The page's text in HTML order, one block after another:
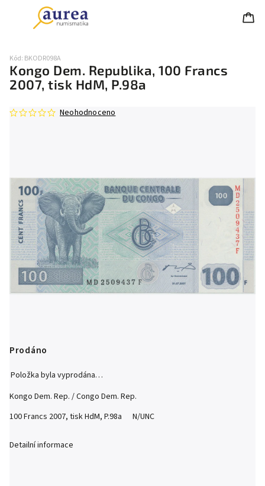
Kongo Dem. Republika, 100 Francs
2007, tisk HdM, P.98a
Kód: BKODR098A
Neohodnoceno
Prodáno
Položka byla vyprodána…
Kongo Dem. Rep. / Congo Dem. Rep.
100 Francs 2007, tisk HdM, P.98a N/UNC
Detailní informace